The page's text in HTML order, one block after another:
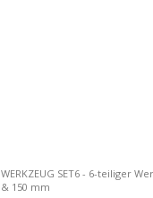
WERKZEUG SET6 - 6-teiliger
& 150 mm